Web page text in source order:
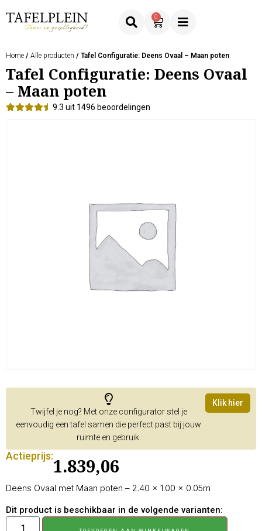
0
Home / Alle producten / Tafel Configuratie: Deens Ovaal – Maan poten
Tafel Configuratie: Deens Ovaal
– Maan poten
9.3 uit 1496 beoordelingen
Twijfel je nog? Met onze configurator stel je
eenvoudig een tafel samen die perfect past bij jouw
ruimte en gebruik.
Klik hier
Actieprijs:
1.839,06
Deens Ovaal met Maan poten – 2.40 × 1.00 × 0.05m
Dit product is beschikbaar in de volgende varianten: